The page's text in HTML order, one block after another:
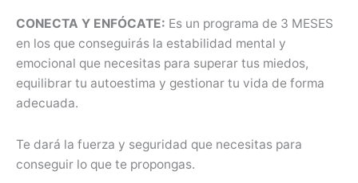
CONECTA Y ENFÓCATE: Es un programa de 3 MESES
en los que conseguirás la estabilidad mental y
emocional que necesitas para superar tus miedos,
equilibrar tu autoestima y gestionar tu vida de forma
adecuada.
Te dará la fuerza y seguridad que necesitas para
conseguir lo que te propongas.